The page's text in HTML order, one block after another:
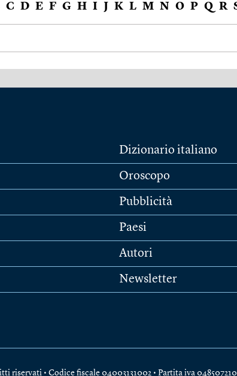
C D E F G H I J K L M N O P Q R
Dizionario italiano
Oroscopo
Pubblicità
Paesi
Autori
Newsletter
riservati • Codice fiscale 04003131002 • Partita iva